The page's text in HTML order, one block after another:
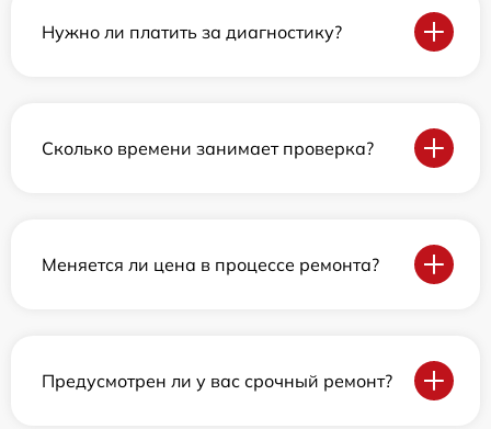
Нужно ли платить за диагностику?
Сколько времени занимает проверка?
Меняется ли цена в процессе ремонта?
Предусмотрен ли у вас срочный ремонт?